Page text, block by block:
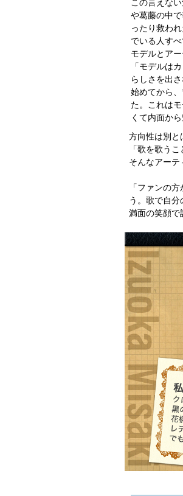
この言えな
や葛藤の中
ったり救わ
でいる人すべ
モデルとア
「モデルは
らしさを出
始めてから
た。これは
くて内面か
方向性は別と
「歌を歌う
そんなアーテ
「ファンの
う。歌で自
満面の笑顔で